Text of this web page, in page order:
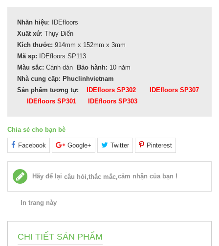
Nhãn hiệu: IDEfloors
Xuất xứ: Thụy Điển
Kích thước: 914mm x 152mm x 3mm
Mã sp: IDEfloors SP113
Màu sắc: Cánh dán Bảo hành: 10 năm
Nhà cung cấp: Phuclinhvietnam
Sản phẩm tương tự: IDEfloors SP302
IDEfloors SP307
IDEfloors SP301
IDEfloors SP303
Chia sẻ cho bạn bè
Facebook Google+ Twitter Pinterest
Hãy để lại câu hỏi,thắc mắc,cảm nhận của bạn !
In trang này
CHI TIẾT SẢN PHẨM